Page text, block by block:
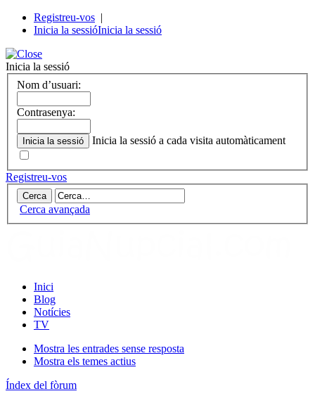
Registreu-vos |
Inicia la sessióInicia la sessió
Inicia la sessió
Nom d’usuari:
Contrasenya:
Inicia la sessió a cada visita automàticament
Registreu-vos
Cerca avançada
Inici
Blog
Notícies
TV
Mostra les entrades sense resposta
Mostra els temes actius
Índex del fòrum